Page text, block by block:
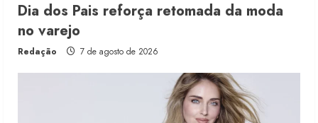
Dia dos Pais reforça retomada da moda
no varejo
Redação 7 de agosto de 2026